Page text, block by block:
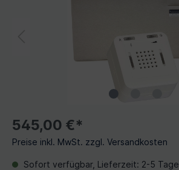
545,00 €*
Preise inkl. MwSt. zzgl. Versandkosten
Sofort verfügbar, Lieferzeit: 2-5 Tage